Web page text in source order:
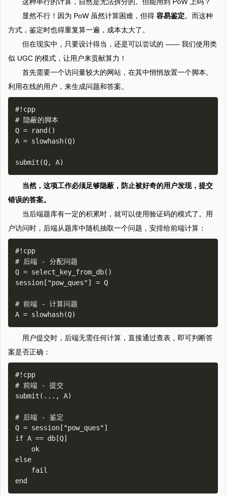
显然不行！因为 PoW 虽然计算困难，但得 容易鉴定。而这种
方式，鉴定时也得重复算一遍，成本太大了。
但在现实中，只要设计得当，还是可以尝试的 —— 我们使用类
似 UGC 的模式，让用户来贡献算力！
首先需要一个访问量较大的网站，在其中悄悄放置一个脚本。
利用在线的用户，来生成问题和答案。
#!cpp
# 隐蔽的脚本
Q = rand()
A = slowhash(Q)
当然，这项工作必须足够隐蔽，防止被好奇的用户发现，提交
错误的答案。
当后端题库有一定的积累时，就可以使用验证码的模式了。用
户访问时，后端从题库中随机抽取一个问题，安排给前端计算：
#!cpp
# 后端 - 分配问题
Q = select_key_from_db()
session["pow_ques"] = Q
# 前端 - 计算问题
用户提交时，后端无需任何计算，直接通过查表，即可判断答
案是否正确：
#!cpp
# 前端 - 提交
submit(..., A)
# 后端 - 鉴定
Q = session["pow_ques"]
if A == db[Q]
else